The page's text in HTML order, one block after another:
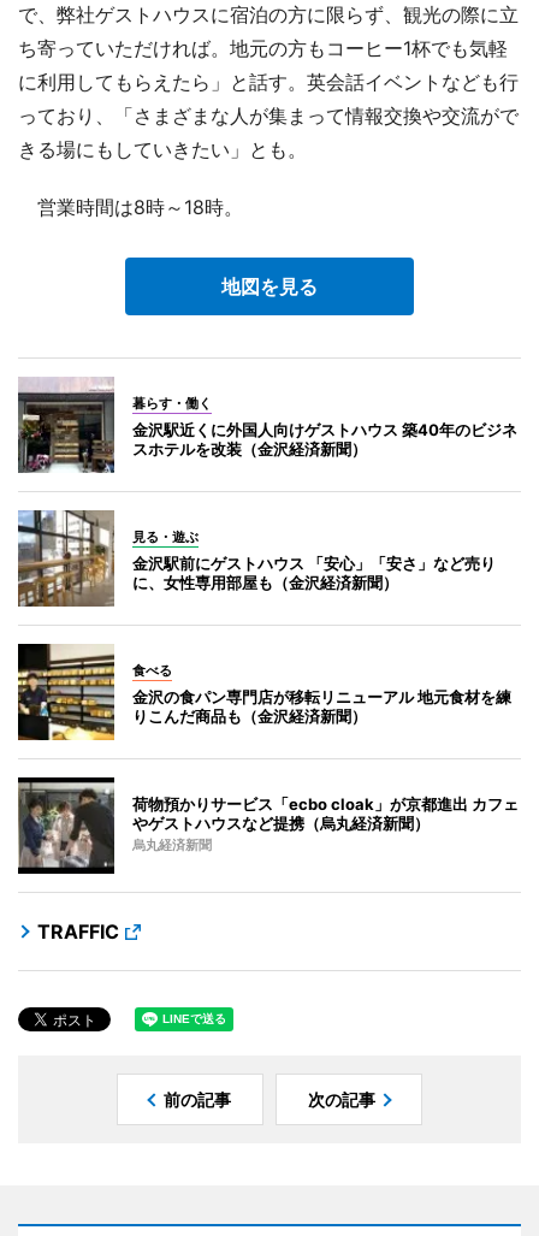
で、弊社ゲストハウスに宿泊の方に限らず、観光の際に立
ち寄っていただければ。地元の方もコーヒー1杯でも気軽
に利用してもらえたら」と話す。英会話イベントなども行
っており、「さまざまな人が集まって情報交換や交流がで
きる場にもしていきたい」とも。
営業時間は8時～18時。
地図を見る
暮らす・働く
金沢駅近くに外国人向けゲストハウス 築40年のビジネ
スホテルを改装（金沢経済新聞）
見る・遊ぶ
金沢駅前にゲストハウス 「安心」「安さ」など売り
に、女性専用部屋も（金沢経済新聞）
食べる
金沢の食パン専門店が移転リニューアル 地元食材を練
りこんだ商品も（金沢経済新聞）
荷物預かりサービス「ecbo cloak」が京都進出 カフェ
やゲストハウスなど提携（烏丸経済新聞）
烏丸経済新聞
TRAFFIC
前の記事 次の記事